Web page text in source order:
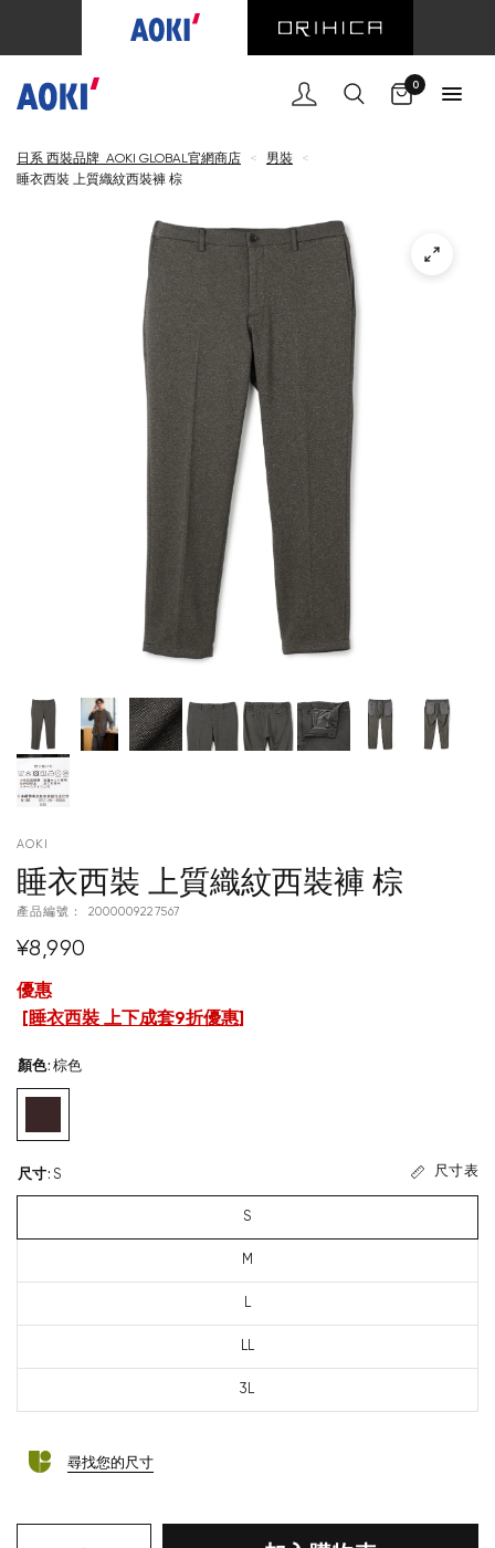
0
日系 西裝品牌 AOKI GLOBAL官網商店 < 男裝
<
睡衣西裝 上質織紋西裝褲 棕
AOKI
睡衣西裝 上質織紋西裝褲 棕
產品編號： 2000009227567
¥8,990
優惠
睡衣西裝 上下成套9折優惠
顏色: 棕色
尺寸: S 尺寸表
S
M
L
LL
3L
尋找您的尺寸
購物車